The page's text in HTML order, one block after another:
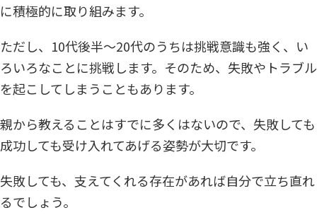
に積極的に取り組みます。
ただし、10代後半〜20代のうちは挑戦意識も強く、い
ろいろなことに挑戦します。そのため、失敗やトラブル
を起こしてしまうこともあります。
親から教えることはすでに多くはないので、失敗しても
成功しても受け入れてあげる姿勢が大切です。
失敗しても、支えてくれる存在があれば自分で立ち直れ
るでしょう。